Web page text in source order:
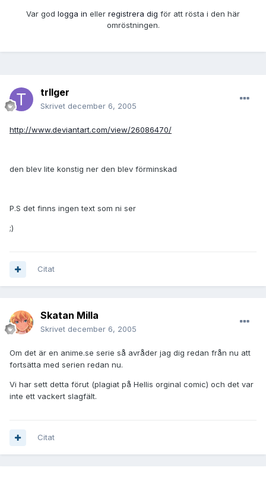
Var god logga in eller registrera dig för att rösta i den här
omröstningen.
trIIger
Skrivet december 6, 2005
http://www.deviantart.com/view/26086470/
den blev lite konstig ner den blev förminskad
P.S det finns ingen text som ni ser
;)
Citat
Skatan Milla
Skrivet december 6, 2005
Om det är en anime.se serie så avråder jag dig redan från nu att
fortsätta med serien redan nu.
Vi har sett detta förut (plagiat på Hellis orginal comic) och det var
inte ett vackert slagfält.
Citat